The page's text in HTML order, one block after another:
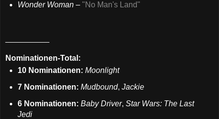
Wonder Woman – "No Man's Land"
Nominationen-Total:
10 Nominationen: Moonlight
7 Nominationen: Mudbound, Jackie
6 Nominationen: Baby Driver, Star Wars: The Last
Jedi